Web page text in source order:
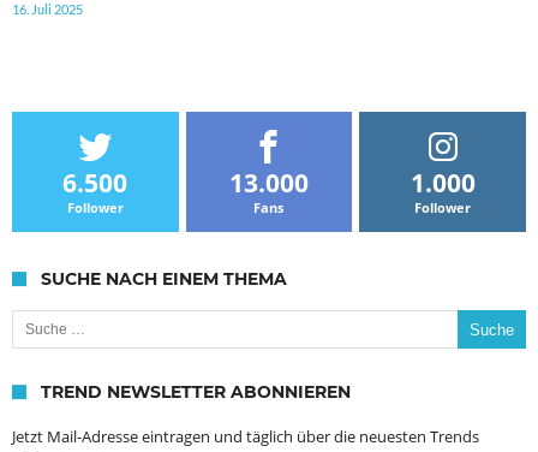
16. Juli 2025
6.500
Follower
13.000
Fans
1.000
Follower
SUCHE NACH EINEM THEMA
Suche nach:
TREND NEWSLETTER ABONNIEREN
Jetzt Mail-Adresse eintragen und täglich über die neuesten Trends